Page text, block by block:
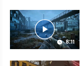
8:11